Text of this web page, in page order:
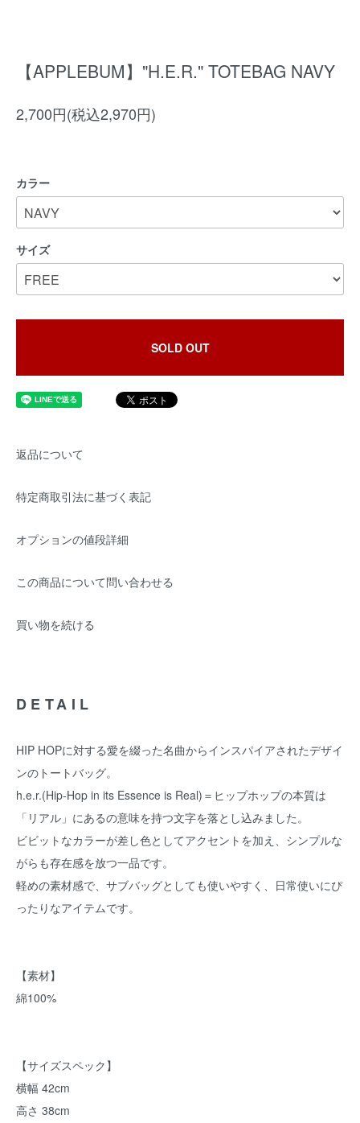
【APPLEBUM】"H.E.R." TOTEBAG NAVY
2,700円(税込2,970円)
カラー
サイズ
SOLD OUT
返品について
特定商取引法に基づく表記
オプションの値段詳細
この商品について問い合わせる
買い物を続ける
DETAIL
HIP HOPに対する愛を綴った名曲からインスパイアされたデザイ
ンのトートバッグ。
h.e.r.(Hip-Hop in its Essence is Real)＝ヒップホップの本質は
「リアル」にあるの意味を持つ文字を落とし込みました。
ビビットなカラーが差し色としてアクセントを加え、シンプルな
がらも存在感を放つ一品です。
軽めの素材感で、サブバッグとしても使いやすく、日常使いにぴ
ったりなアイテムです。
【素材】
綿100%
【サイズスペック】
横幅 42cm
高さ 38cm